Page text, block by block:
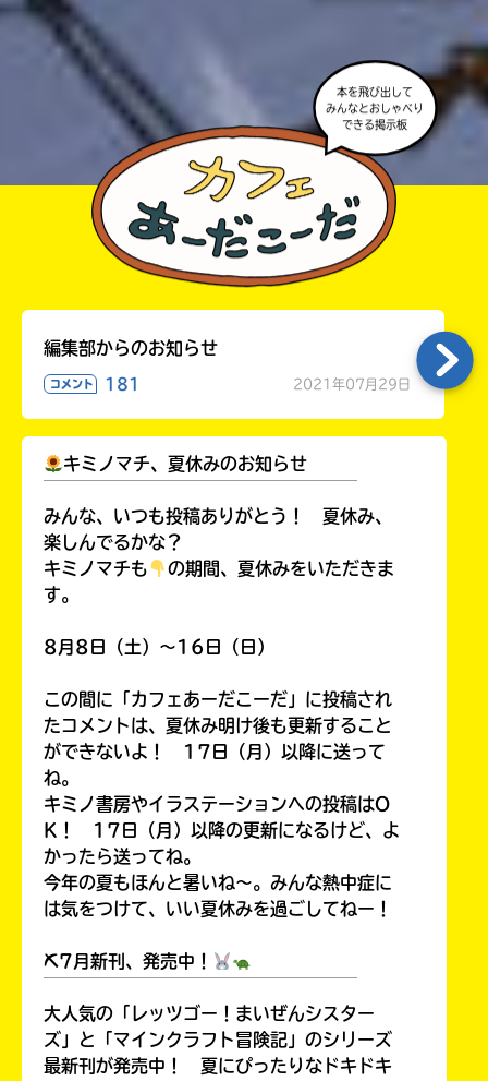
本を飛び出して
みんなとおしゃべり
できる掲示板
編集部からのお知らせ
コメント 181 2021年07月29日
キミノマチ、夏休みのお知らせ
みんな、いつも投稿ありがとう！ 夏休み、
楽しんでるかな？
キミノマチも
の期間、夏休みをいただきま
す。
8月8日（土）～16日（日）
この間に「カフェあーだこーだ」に投稿され
たコメントは、夏休み明け後も更新すること
ができないよ！ 17日（月）以降に送って
ね。
キミノ書房やイラステーションへの投稿はO
K！ 17日（月）以降の更新になるけど、よ
かったら送ってね。
今年の夏もほんと暑いね～。みんな熱中症に
は気をつけて、いい夏休みを過ごしてねー！
⛏7月新刊、発売中！
大人気の「レッツゴー！まいぜんシスター
ズ」と「マインクラフト冒険記」のシリーズ
最新刊が発売中！ 夏にぴったりなドキドキ